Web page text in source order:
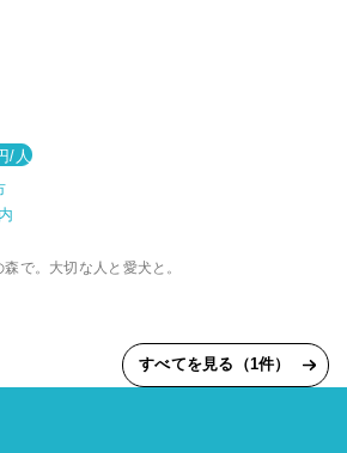
/人
で。大切な人と愛犬と。
すべてを見る（1件）